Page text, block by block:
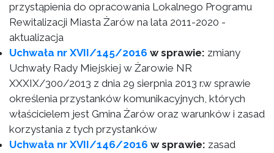
przystąpienia do opracowania Lokalnego Programu
Rewitalizacji Miasta Żarów na lata 2011-2020 -
aktualizacja
Uchwała nr XVII/145/2016 w sprawie: zmiany
Uchwały Rady Miejskiej w Żarowie NR
XXXIX/300/2013 z dnia 29 sierpnia 2013 r.w sprawie
określenia przystanków komunikacyjnych, których
właścicielem jest Gmina Żarów oraz warunków i zasad
korzystania z tych przystanków
Uchwała nr XVII/146/2016 w sprawie: zasad